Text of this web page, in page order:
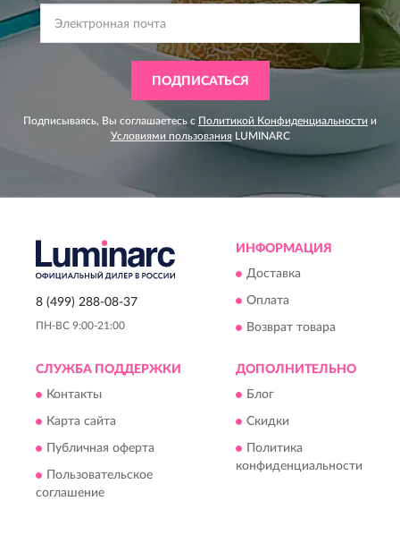
ПОДПИСАТЬСЯ
Подписываясь, Вы соглашаетесь с Политикой Конфиденциальности и
Условиями пользованияLUMINARC
8 (499) 288-08-37
ПН-ВС 9:00-21:00
ИНФОРМАЦИЯ
Доставка
Оплата
Возврат товара
СЛУЖБА ПОДДЕРЖКИ
Контакты
Карта сайта
Публичная оферта
Пользовательское
соглашение
ДОПОЛНИТЕЛЬНО
Блог
Скидки
Политика
конфиденциальности